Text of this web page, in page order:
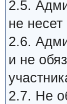
2.5.
не несет
2.6.
и не
2.7. Не